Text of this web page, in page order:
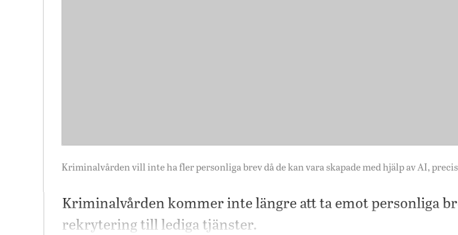
Kriminalvården vill inte ha fler personliga brev då de kan vara skapade med hjälp av AI,
Kriminalvården kommer inte längre att ta emot personliga
rekrytering till lediga tjänster.